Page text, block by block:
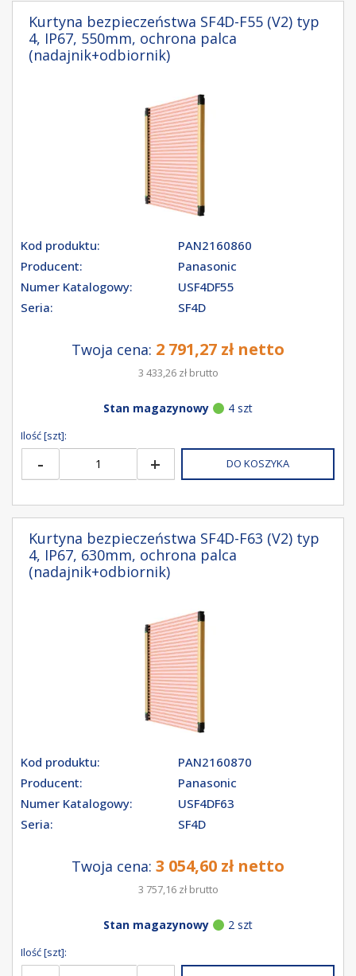
Kurtyna bezpieczeństwa SF4D-F55 (V2) typ
4, IP67, 550mm, ochrona palca
(nadajnik+odbiornik)
Kod produktu:
PAN2160860
Producent:
Panasonic
Numer Katalogowy:
USF4DF55
Seria:
SF4D
Twoja cena: 2 791,27 zł netto
3 433,26 zł brutto
Stan magazynowy 4 szt
Ilość [szt]:
- + DO KOSZYKA
Kurtyna bezpieczeństwa SF4D-F63 (V2) typ
4, IP67, 630mm, ochrona palca
(nadajnik+odbiornik)
Kod produktu:
PAN2160870
Producent:
Panasonic
Numer Katalogowy:
USF4DF63
Seria:
SF4D
Twoja cena: 3 054,60 zł netto
3 757,16 zł brutto
Stan magazynowy 2 szt
Ilość [szt]: